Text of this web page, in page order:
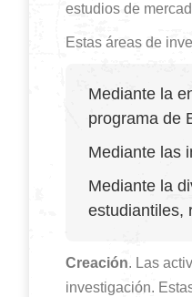
estudios de
Estas áreas de
Mediante la
programa de
Mediante las
Mediante la
estudiantiles,
Creación. Las
investigación.